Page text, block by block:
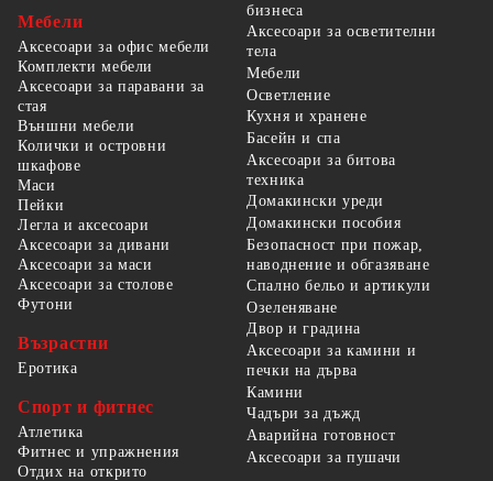
Мебели
Аксесоари за офис мебели
Комплекти мебели
Аксесоари за паравани за
стая
Външни мебели
Колички и островни
шкафове
Маси
Пейки
Легла и аксесоари
Аксесоари за дивани
Аксесоари за маси
Аксесоари за столове
Футони
Възрастни
Еротика
Спорт и фитнес
Атлетика
Фитнес и упражнения
Отдих на открито
бизнеса
Аксесоари за осветителни
тела
Мебели
Осветление
Кухня и хранене
Басейн и спа
Аксесоари за битова
техника
Домакински уреди
Домакински пособия
Безопасност при пожар,
наводнение и обгазяване
Спално бельо и артикули
Озеленяване
Двор и градина
Аксесоари за камини и
печки на дърва
Камини
Чадъри за дъжд
Аварийна готовност
Аксесоари за пушачи